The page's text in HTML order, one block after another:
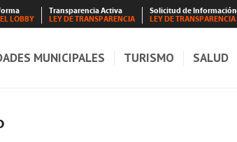
LOBBY
Transparencia Activa
LEY DE TRANSPARENCIA
Solicitud de Información
LEY DE TRANSPARENCIA
MUNICIPALES TURISMO SALUD